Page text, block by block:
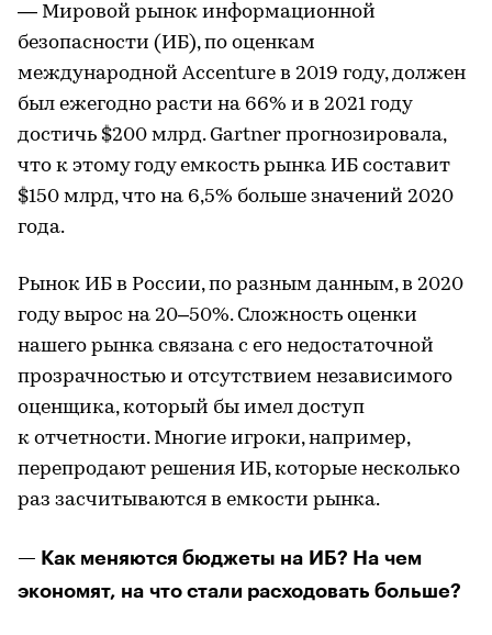
— Мировой рынок информационной
безопасности (ИБ), по оценкам
международной Accenture в 2019 году, должен
был ежегодно расти на 66% и в 2021 году
достичь $200 млрд. Gartner прогнозировала,
что к этому году емкость рынка ИБ составит
$150 млрд, что на 6,5% больше значений 2020
года.
Рынок ИБ в России, по разным данным, в 2020
году вырос на 20–50%. Сложность оценки
нашего рынка связана с его недостаточной
прозрачностью и отсутствием независимого
оценщика, который бы имел доступ
к отчетности. Многие игроки, например,
перепродают решения ИБ, которые несколько
раз засчитываются в емкости рынка.
— Как меняются бюджеты на ИБ? На чем
экономят, на что стали расходовать больше?